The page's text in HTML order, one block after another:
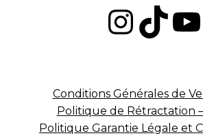
Conditions Générales de
Politique de Rétractation
Politique Garantie Légale et